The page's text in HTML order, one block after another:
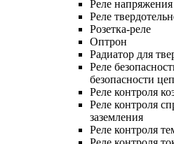
Реле напряжения
Реле
Розетка-реле
Оптрон
Радиатор для
Реле
безопасности
Реле контроля
Реле контроля
заземления
Реле контроля